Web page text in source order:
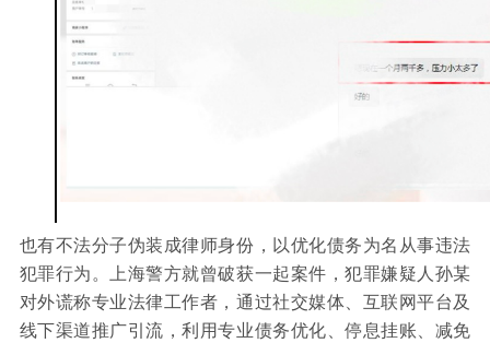
也有不法分子伪装成律师身份，以优化债务为名从事违法
犯罪行为。上海警方就曾破获一起案件，犯罪嫌疑人孙某
对外谎称专业法律工作者，通过社交媒体、互联网平台及
线下渠道推广引流，利用专业债务优化、停息挂账、减免